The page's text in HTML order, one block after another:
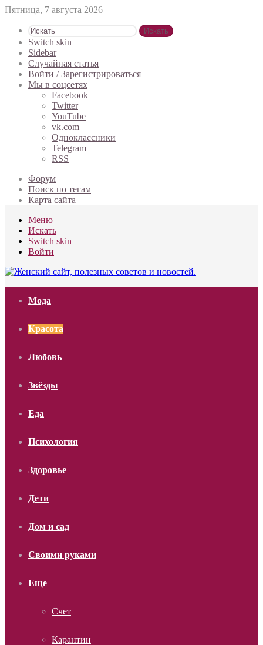
Пятница, 7 августа 2026
Искать
Switch skin
Sidebar
Случайная статья
Войти / Зарегистрироваться
Мы в соцсетях
Facebook
Twitter
YouTube
vk.com
Одноклассники
Telegram
RSS
Форум
Поиск по тегам
Карта сайта
Меню
Искать
Switch skin
Войти
Мода
Красота
Любовь
Звёзды
Еда
Психология
Здоровье
Дети
Дом и сад
Своими руками
Еще
Счет
Карантин